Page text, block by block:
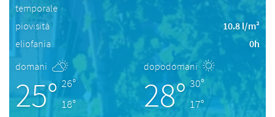
temporale
piovisità
10.8 l/m²
eliofania
0h
domani
25° 26°
18°
dopodomani
28° 30°
17°